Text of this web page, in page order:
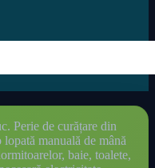
Perie de curățare din
manuală de mână
baie, toalete,